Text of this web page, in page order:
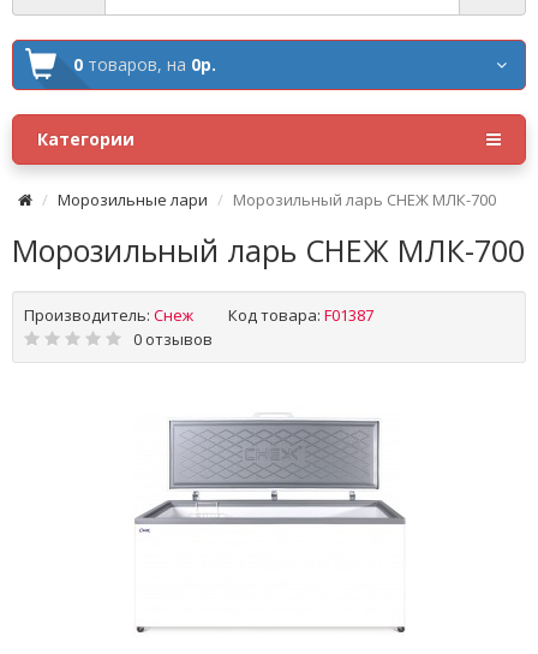
0 товаров, на 0р.
Категории
Морозильные лари Морозильный ларь СНЕЖ МЛК-700
Морозильный ларь СНЕЖ МЛК-700
Производитель: Снеж Код товара: F01387
0 отзывов